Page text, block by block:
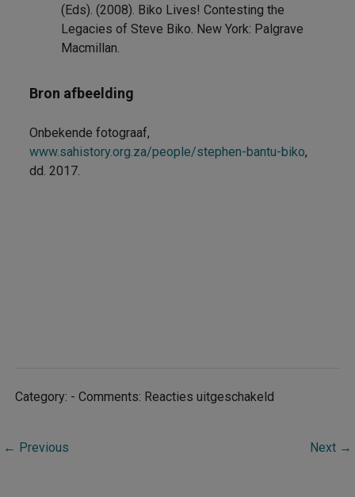
(Eds). (2008). Biko Lives! Contesting the
Legacies of Steve Biko. New York: Palgrave
Macmillan.
Bron afbeelding
Onbekende fotograaf,
www.sahistory.org.za/people/stephen-bantu-biko,
dd. 2017.
Category: - Comments: Reacties uitgeschakeldvoor
← Previous Next →